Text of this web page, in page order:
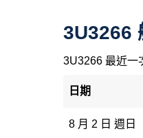
3U3266
3U3266 最近一
日期
8 月 2 日 週日